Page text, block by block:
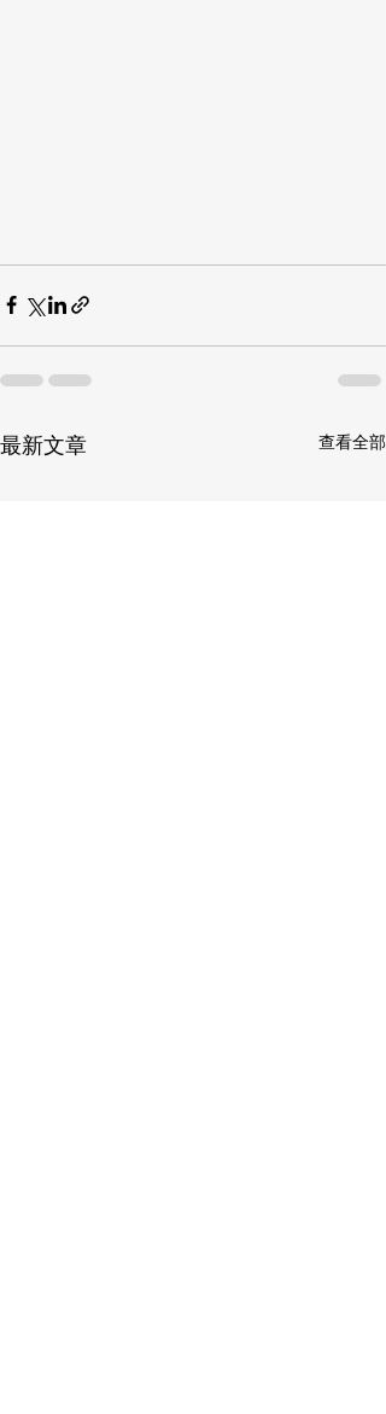
最新文章 查看全部